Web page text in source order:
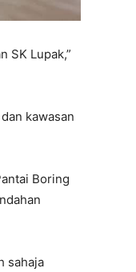
SK Lupak,”
kawasan
Boring
sahaja